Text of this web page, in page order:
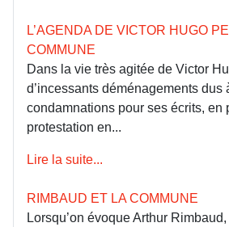
L’AGENDA DE VICTOR HUGO
COMMUNE
Dans la vie très agitée de Victor
d’incessants déménagements dus
condamnations pour ses écrits, en
protestation en...
Lire la suite...
RIMBAUD ET LA COMMUNE
Lorsqu’on évoque Arthur